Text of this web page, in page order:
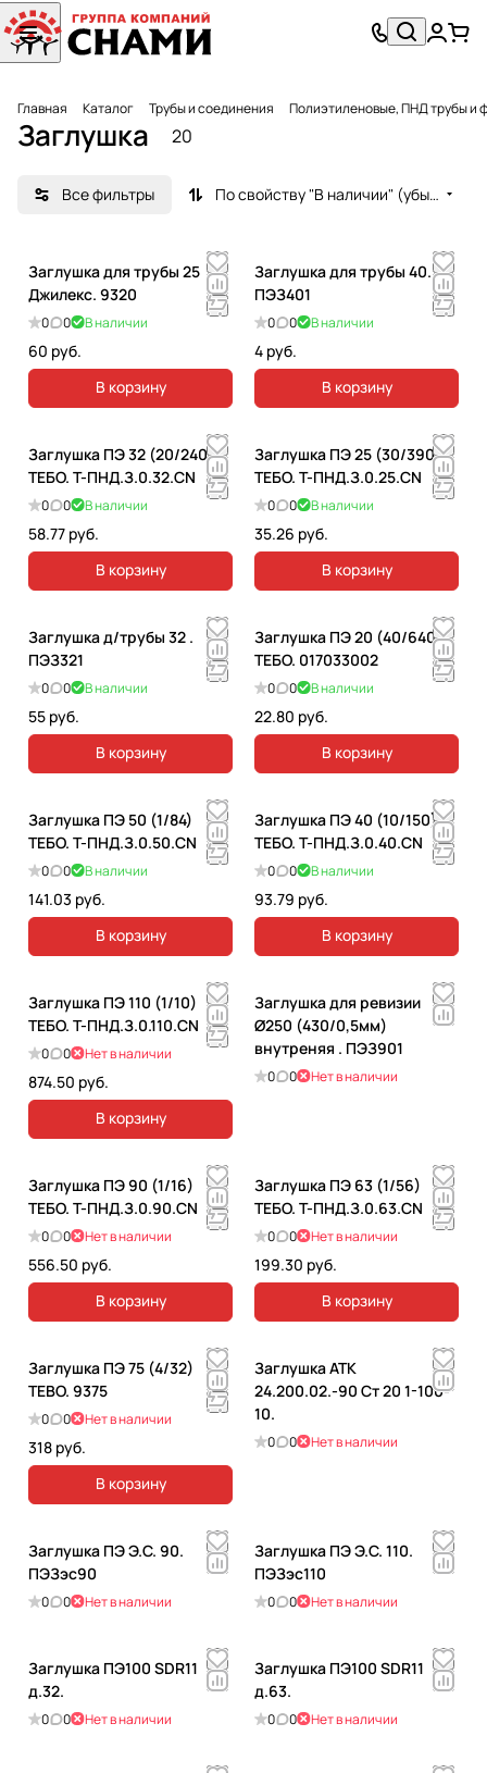
Главная Каталог Трубы и соединения Полиэтиленовые, ПНД трубы и
Заглушка 20
Все фильтры По свойству "В наличии" (убывание)
Заглушка для трубы 25
Джилекс. 9320
0 0 В наличии
60 руб.
В корзину
Заглушка для трубы 40.
ПЭЗ401
0 0 В наличии
4 руб.
В корзину
Заглушка ПЭ 32 (20/240)
ТЕБО. T-ПНД.З.0.32.CN
0 0 В наличии
58.77 руб.
В корзину
Заглушка ПЭ 25 (30/390)
ТЕБО. T-ПНД.З.0.25.CN
0 0 В наличии
35.26 руб.
В корзину
Заглушка д/трубы 32 .
ПЭЗ321
0 0 В наличии
55 руб.
В корзину
Заглушка ПЭ 20 (40/640)
ТЕБО. 017033002
0 0 В наличии
22.80 руб.
В корзину
Заглушка ПЭ 50 (1/84)
ТЕБО. T-ПНД.З.0.50.CN
0 0 В наличии
141.03 руб.
В корзину
Заглушка ПЭ 40 (10/150)
ТЕБО. T-ПНД.З.0.40.CN
0 0 В наличии
93.79 руб.
В корзину
Заглушка ПЭ 110 (1/10)
ТЕБО. T-ПНД.З.0.110.CN
0 0 Нет в наличии
874.50 руб.
В корзину
Заглушка для ревизии
Ø250 (430/0,5мм)
внутреняя . ПЭЗ901
0 0 Нет в наличии
Заглушка ПЭ 90 (1/16)
ТЕБО. T-ПНД.З.0.90.CN
0 0 Нет в наличии
556.50 руб.
В корзину
Заглушка ПЭ 63 (1/56)
ТЕБО. T-ПНД.З.0.63.CN
0 0 Нет в наличии
199.30 руб.
В корзину
Заглушка ПЭ 75 (4/32)
TEBO. 9375
0 0 Нет в наличии
318 руб.
В корзину
Заглушка АТК
24.200.02.-90 Ст 20 1-100-
10.
0 0 Нет в наличии
Заглушка ПЭ Э.С. 90.
ПЭЗэс90
0 0 Нет в наличии
Заглушка ПЭ Э.С. 110.
ПЭЗэс110
0 0 Нет в наличии
Заглушка ПЭ100 SDR11
д.32.
0 0 Нет в наличии
Заглушка ПЭ100 SDR11
д.63.
0 0 Нет в наличии